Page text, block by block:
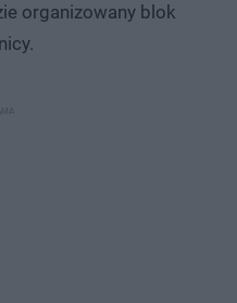
organizowany blok